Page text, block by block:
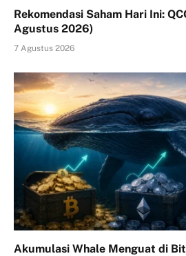
Rekomendasi Saham Hari Ini:
Agustus 2026)
7 Agustus 2026
Akumulasi Whale Menguat di